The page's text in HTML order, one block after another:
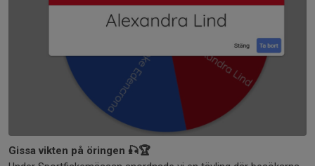
Gissa vikten på öringen 🎣🏆